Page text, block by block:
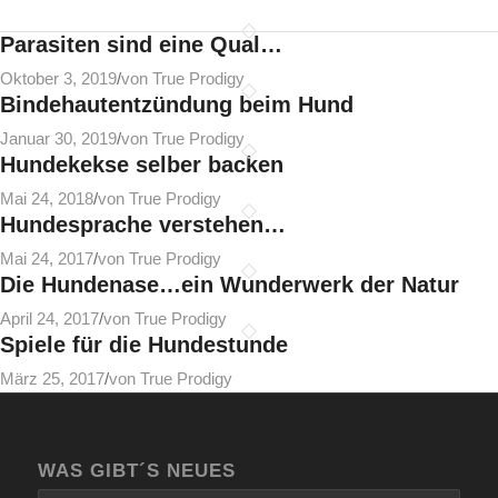
Parasiten sind eine Qual…
Oktober 3, 2019/von True Prodigy
Bindehautentzündung beim Hund
Januar 30, 2019/von True Prodigy
Hundekekse selber backen
Mai 24, 2018/von True Prodigy
Hundesprache verstehen…
Mai 24, 2017/von True Prodigy
Die Hundenase…ein Wunderwerk der Natur
April 24, 2017/von True Prodigy
Spiele für die Hundestunde
März 25, 2017/von True Prodigy
WAS GIBT´S NEUES